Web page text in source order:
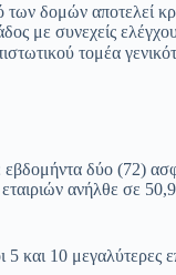
δομών αποτελεί
με συνεχείς
τομέα
δύο (72)
ανήλθε σε
10 μεγαλύτερες